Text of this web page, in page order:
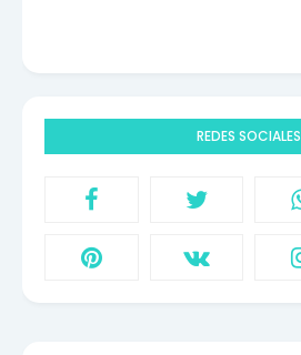
REDES SOCIALES